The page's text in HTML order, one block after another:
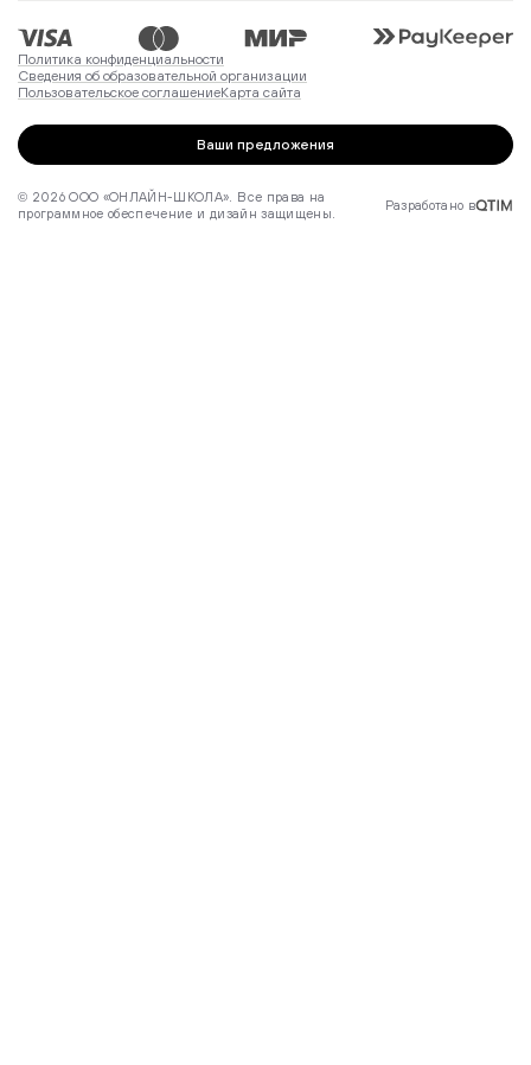
Политика конфиденциальности
Сведения об образовательной организации
Пользовательское соглашениеКарта сайта
Ваши предложения
© 2026 ООО «ОНЛАЙН-ШКОЛА». Все права на
программное обеспечение и дизайн защищены.
Разработано в